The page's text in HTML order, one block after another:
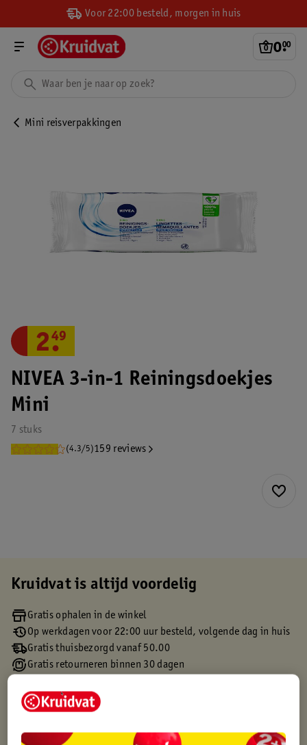
Voor 22:00 besteld, morgen in huis
0.
00
Mini reisverpakkingen
NIVEA 3-in-1 Reiningsdoekjes
Mini
7 stuks
(4.3/5)159 reviews
2.
49
Kruidvat is altijd voordelig
Gratis ophalen in de winkel
Op werkdagen voor 22:00 uur besteld, volgende dag in huis
Gratis thuisbezorgd vanaf 50.00
Gratis retourneren binnen 30 dagen